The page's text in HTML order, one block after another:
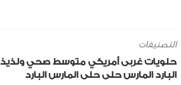
التصنيفات
حلويات غربى أمريكي متوسط صحي ولذيذ
البارد المارس حلى حلى المارس البارد